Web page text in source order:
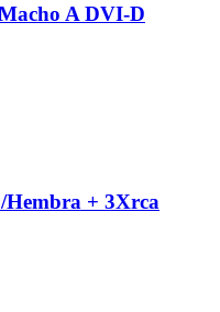
A DVI-D
+ 3Xrca